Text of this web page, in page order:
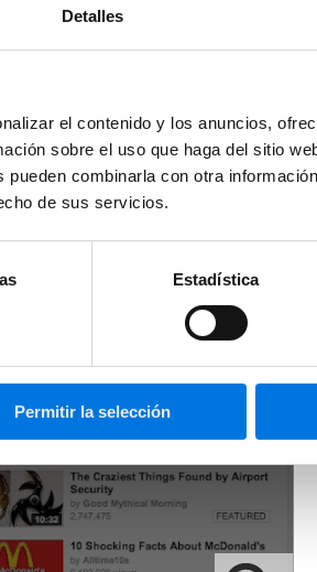
Detalles
el contenido y los anuncios,
sobre el uso que haga del sitio
combinarla con otra
de sus servicios.
Estadística
Permitir la selección
posición.
miniatura de vídeo. También aparecerá